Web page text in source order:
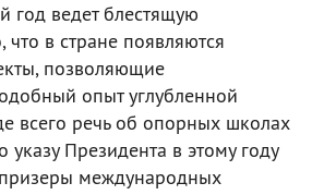
год ведет блестящую
что в стране появляются
позволяющие
опыт углубленной
всего речь об опорных школах
указу Президента в этому году
международных